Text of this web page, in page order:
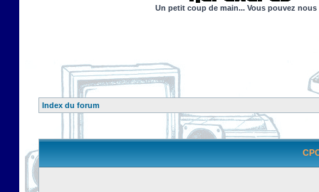
Un petit coup de main... Vous pouvez
Index du forum